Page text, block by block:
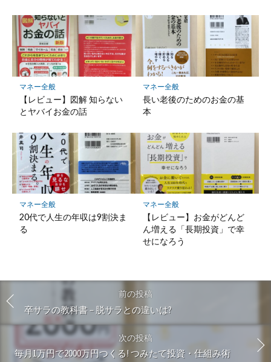
マネー全般
【レビュー】図解 知らない
とヤバイお金の話
マネー全般
長い老後のためのお金の基
本
マネー全般
20代で人生の年収は9割決ま
る
マネー全般
【レビュー】お金がどんど
ん増える「長期投資」で幸
せになろう
前の投稿
卒サラの教科書 – 脱サラとの違いは?
次の投稿
毎月1万円で2000万円つくる! つみたて投資・仕組み術